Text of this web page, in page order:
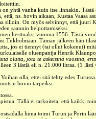
yhtä vanha kuin itse linnakin. Tästä
että, ns. hovin aikaan, Kustaa Vaasa
silloin. On myös selvinnyt, että juuri
saannin helpottamiseksi.
herttuaksi vuonna 1556. Tästä
Tukholmaan. Tämän jälkeen hän
jos ei tiennyt (tai ollut kokenut)
oluenpanija Henrik
olutta, jota te äskeisinä vuosina,
3 lästiä eli n. 21.000 litraa. (1 lästi
olla, ettei sitä tehty edes
hovin tarpeiksi.
Tällä ei tarkoiteta, että kaikki
linna toimi Turun ja Porin